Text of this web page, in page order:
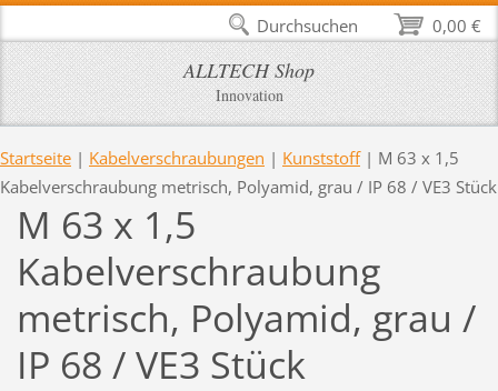
ALLTECH Shop
Innovation
Startseite | Kabelverschraubungen | Kunststoff| M 63 x 1,5
Kabelverschraubung metrisch, Polyamid, grau / IP 68 / VE3 Stück
M 63 x 1,5
Kabelverschraubung
metrisch, Polyamid, grau /
IP 68 / VE3 Stück
0,00 €
Durchsuchen